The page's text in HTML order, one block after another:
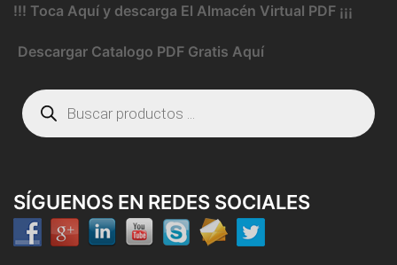
!!! Toca Aquí y descarga El Almacén Virtual PDF ¡¡¡
Descargar Catalogo PDF Gratis Aquí
Búsqueda
de
productos
SÍGUENOS EN REDES SOCIALES